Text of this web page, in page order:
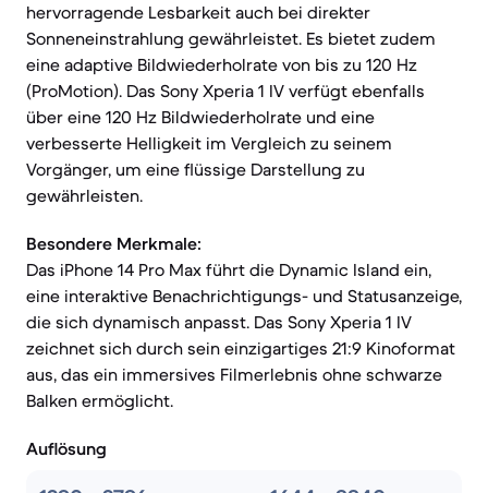
hervorragende Lesbarkeit auch bei direkter
Sonneneinstrahlung gewährleistet. Es bietet zudem
eine adaptive Bildwiederholrate von bis zu 120 Hz
(ProMotion). Das Sony Xperia 1 IV verfügt ebenfalls
über eine 120 Hz Bildwiederholrate und eine
verbesserte Helligkeit im Vergleich zu seinem
Vorgänger, um eine flüssige Darstellung zu
gewährleisten.
Besondere Merkmale:
Das iPhone 14 Pro Max führt die Dynamic Island ein,
eine interaktive Benachrichtigungs- und Statusanzeige,
die sich dynamisch anpasst. Das Sony Xperia 1 IV
zeichnet sich durch sein einzigartiges 21:9 Kinoformat
aus, das ein immersives Filmerlebnis ohne schwarze
Balken ermöglicht.
Auflösung